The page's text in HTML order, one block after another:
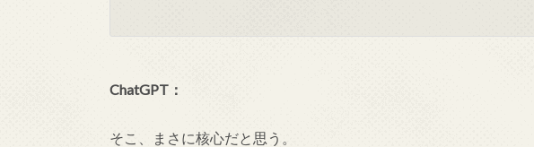
ChatGPT：
そこ、まさに核心だと思う。